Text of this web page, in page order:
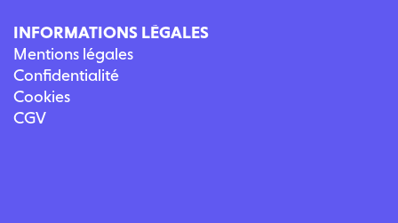
INFORMATIONS LÉGALES
Mentions légales
Confidentialité
Cookies
CGV